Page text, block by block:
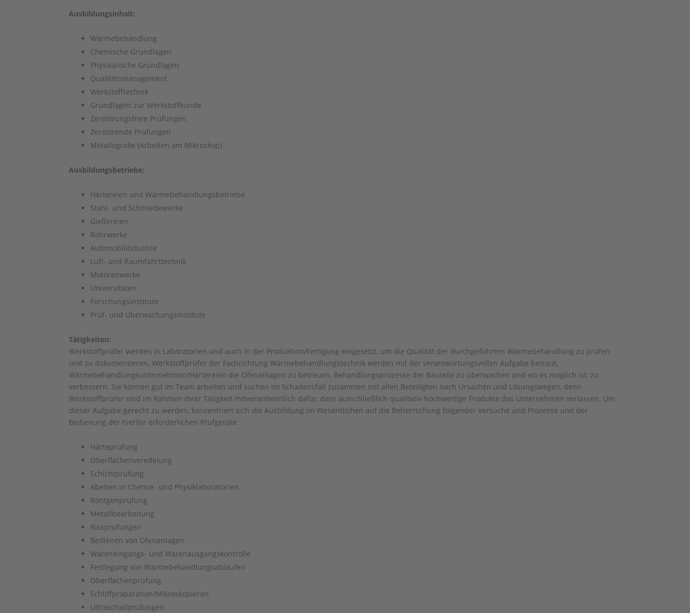
Ausbildungsinhalt:
Wärmebehandlung
Chemische Grundlagen
Physikalische Grundlagen
Qualitätsmanagement
Werkstofftechnik
Grundlagen zur Werkstoffkunde
Zerstörungsfreie Prüfungen
Zerstörende Prüfungen
Metallografie (Arbeiten am Mikroskop)
Ausbildungsbetriebe:
Härtereien und Wärmebehandlungsbetriebe
Stahl- und Schmiedewerke
Gießereien
Rohrwerke
Automobilindustrie
Luft- und Raumfahrttechnik
Motorenwerke
Universitäten
Forschungsinstitute
Prüf- und Überwachungsinstitute
Tätigkeiten:
Werkstoffprüfer werden in Laboratorien und auch in der Produktion/Fertigung eingesetzt, um die Qualität der durchgeführten Wärmebehandlung zu prüfen
und zu dokumentieren. Werkstoffprüfer der Fachrichtung Wärmebehandlungstechnik werden mit der verantwortungsvollen Aufgabe betraut,
Wärmebehandlungsunternehmen/Härtereien die Ofenanlagen zu betreuen, Behandlungsprozesse der Bauteile zu überwachen und wo es möglich ist, zu
verbessern. Sie können gut im Team arbeiten und suchen im Schadensfall zusammen mit allen Beteiligten nach Ursachen und Lösungswegen, denn
Werkstoffprüfer sind im Rahmen ihrer Tätigkeit mitverantwortlich dafür, dass ausschließlich qualitativ hochwertige Produkte das Unternehmen verlassen. Um
dieser Aufgabe gerecht zu werden, konzentriert sich die Ausbildung im Wesentlichen auf die Beherrschung folgender Versuche und Prozesse und der
Bedienung der hierfür erforderlichen Prüfgeräte:
Härteprüfung
Oberflächenveredelung
Schichtprüfung
Abeiten in Chemie- und Physiklaboratorien
Röntgenprüfung
Metallbearbeitung
Rissprüfungen
Bedienen von Ofenanlagen
Wareneingangs- und Warenausgangskontrolle
Festlegung von Wärmebehandlungsabläufen
Oberflächenprüfung
Schliffpräparation/Mikroskopieren
Ultraschallprüfungen